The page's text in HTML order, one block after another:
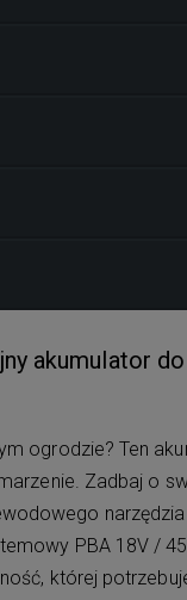
akumulator
ogrodzie? Ten
Zadbaj o
narzędzia
PBA 18V / 45
której